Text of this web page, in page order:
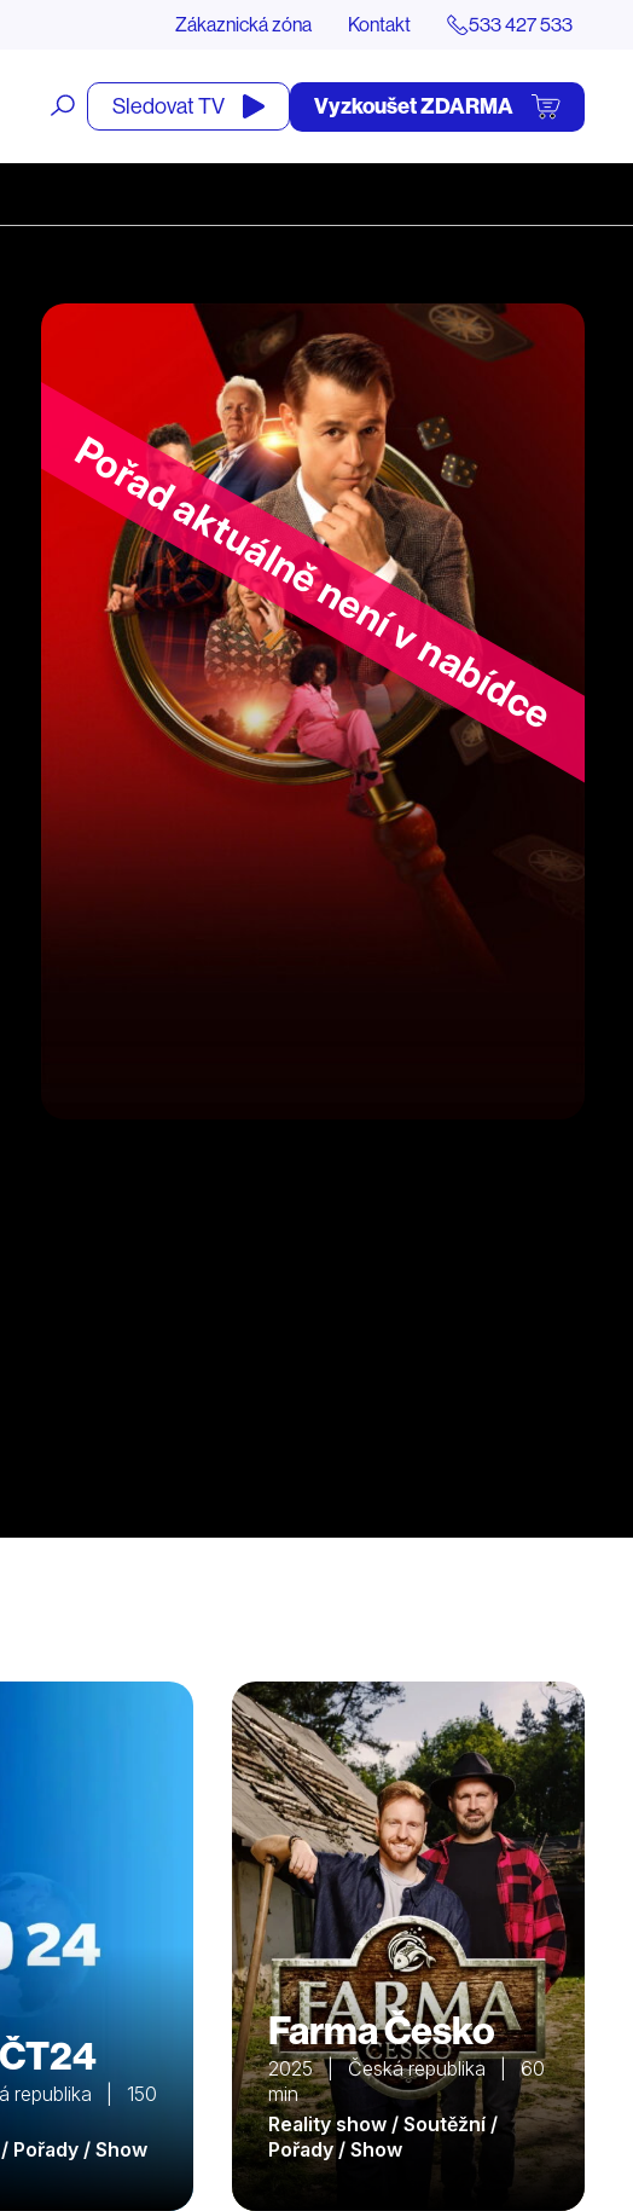
Zákaznická zóna Kontakt 533 427 533
Otevřít
vyhledávání
Sledovat TV Vyzkoušet ZDARMA
Pořad aktuálně není v nabídce
republika | 150
Pořady / Show
Farma Česko
2025 | Česká republika | 60
min
Reality show / Soutěžní /
Pořady / Show